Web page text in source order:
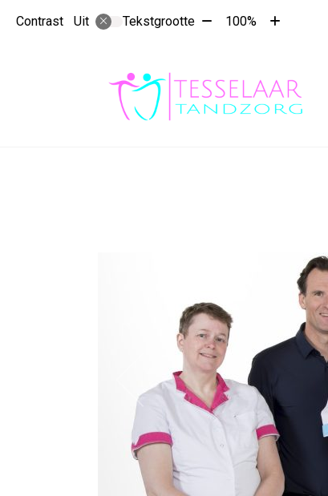
Contrast Uit Tekstgrootte Tekst100%
Tekst